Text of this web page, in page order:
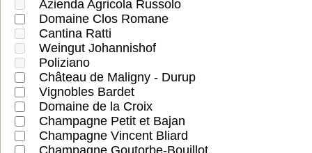
Azienda Agricola Russolo
Domaine Clos Romane
Cantina Ratti
Weingut Johannishof
Poliziano
Château de Maligny - Durup
Vignobles Bardet
Domaine de la Croix
Champagne Petit et Bajan
Champagne Vincent Bliard
Champagne Goutorbe-Bouillot